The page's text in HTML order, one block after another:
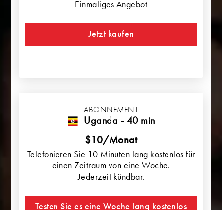
Einmaliges Angebot
Jetzt kaufen
ABONNEMENT
Uganda - 40 min
$10/Monat
Telefonieren Sie 10 Minuten lang kostenlos für
einen Zeitraum von eine Woche.
Jederzeit kündbar.
Testen Sie es eine Woche lang kostenlos